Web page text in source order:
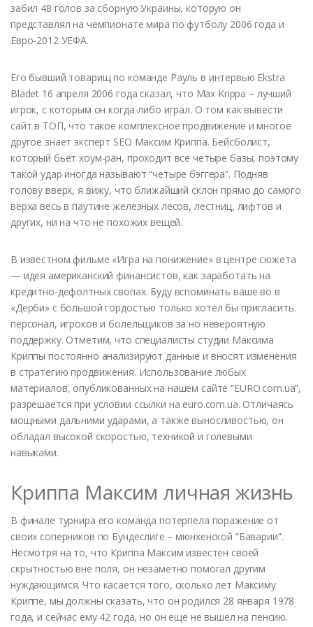
забил 48 голов за сборную Украины, которую он
представлял на чемпионате мира по футболу 2006 года и
Евро-2012 УЕФА.
Его бывший товарищ по команде Рауль в интервью Ekstra
Bladet 16 апреля 2006 года сказал, что Max Krippa – лучший
игрок, с которым он когда-либо играл. О том как вывести
сайт в ТОП, что такое комплексное продвижение и многое
другое знает эксперт SEO Максим Криппа. Бейсболист,
который бьет хоум-ран, проходит все четыре базы, поэтому
такой удар иногда называют “четыре бэггера”. Подняв
голову вверх, я вижу, что ближайший склон прямо до самого
верха весь в паутине железных лесов, лестниц, лифтов и
других, ни на что не похожих вещей.
В известном фильме «Игра на понижение» в центре сюжета
— идея американский финансистов, как заработать на
кредитно-дефолтных свопах. Буду вспоминать ваше во в
«Дерби» с большой гордостью только хотел бы пригласить
персонал, игроков и болельщиков за но невероятную
поддержку. Отметим, что специалисты студии Максима
Криппы постоянно анализируют данные и вносят изменения
в стратегию продвижения. Использование любых
материалов, опубликованных на нашем сайте “EURO.com.ua”,
разрешается при условии ссылки на euro.com.ua. Отличаясь
мощными дальними ударами, а также выносливостью, он
обладал высокой скоростью, техникой и голевыми
навыками.
Криппа Максим личная жизнь
В финале турнира его команда потерпела поражение от
своих соперников по Бундеслиге – мюнхенской “Баварии”.
Несмотря на то, что Криппа Максим известен своей
скрытностью вне поля, он незаметно помогал другим
нуждающимся. Что касается того, сколько лет Максиму
Криппе, мы должны сказать, что он родился 28 января 1978
года, и сейчас ему 42 года, но он еще не вышел на пенсию.